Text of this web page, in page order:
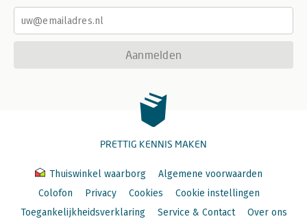
Aanmelden
PRETTIG KENNIS MAKEN
Thuiswinkel waarborg
Algemene voorwaarden
Colofon
Privacy Cookies
Cookie instellingen
Toegankelijkheidsverklaring
Service & Contact Over ons